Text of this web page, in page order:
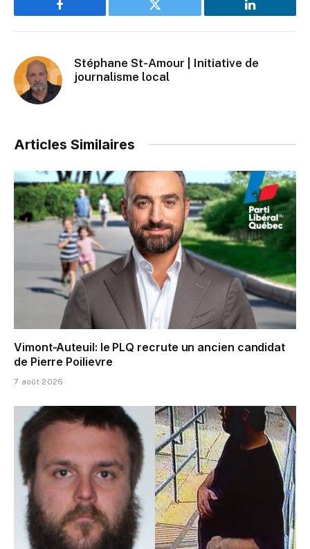
Facebook Twitter LinkedIn
Stéphane St-Amour | Initiative de
journalisme local
Articles Similaires
Vimont-Auteuil: le PLQ recrute un ancien candidat
de Pierre Poilievre
7 août 2026